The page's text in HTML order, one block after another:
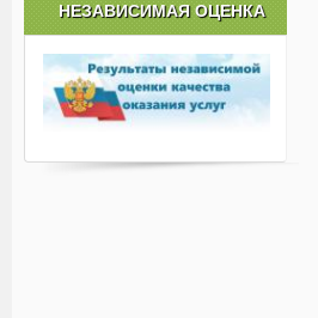
НЕЗАВИСИМАЯ ОЦЕНКА